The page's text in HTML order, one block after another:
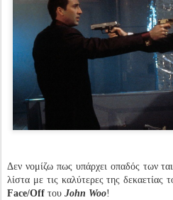
Δεν νομίζω πως υπάρχει οπαδός των
λίστα με τις καλύτερες της δεκαετίας
Face/Off του John Woo!